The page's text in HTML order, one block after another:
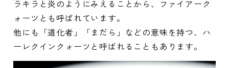
ラキラと炎のようにみえることから、ファイアーク
ォーツとも呼ばれています。
他にも「道化者」「まだら」などの意味を持つ、ハ
ーレクインクォーツと呼ばれることもあります。